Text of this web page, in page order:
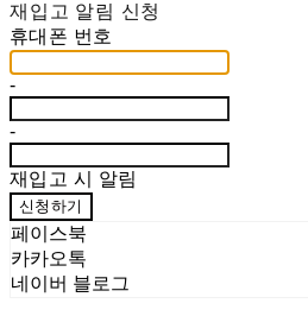
재입고 알림 신청
휴대폰 번호
-
-
재입고 시 알림
신청하기
페이스북
카카오톡
네이버 블로그